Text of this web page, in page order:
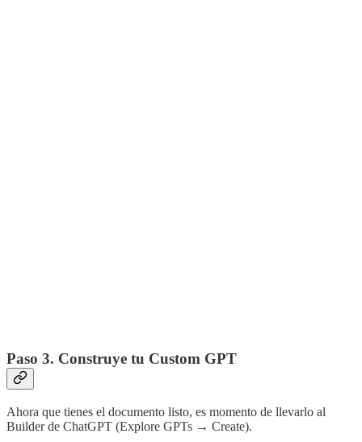
Paso 3. Construye tu Custom GPT
Ahora que tienes el documento listo, es momento de llevarlo al
Builder de ChatGPT (Explore GPTs → Create).